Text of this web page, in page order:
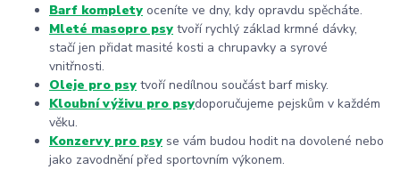
Barf komplety oceníte ve dny, kdy opravdu spěcháte.
Mleté masopro psy tvoří rychlý základ krmné dávky,
stačí jen přidat masité kosti a chrupavky a syrové
vnitřnosti.
Oleje pro psy tvoří nedílnou součást barf misky.
Kloubní výživu pro psydoporučujeme pejskům v každém
věku.
Konzervy pro psy se vám budou hodit na dovolené nebo
jako zavodnění před sportovním výkonem.